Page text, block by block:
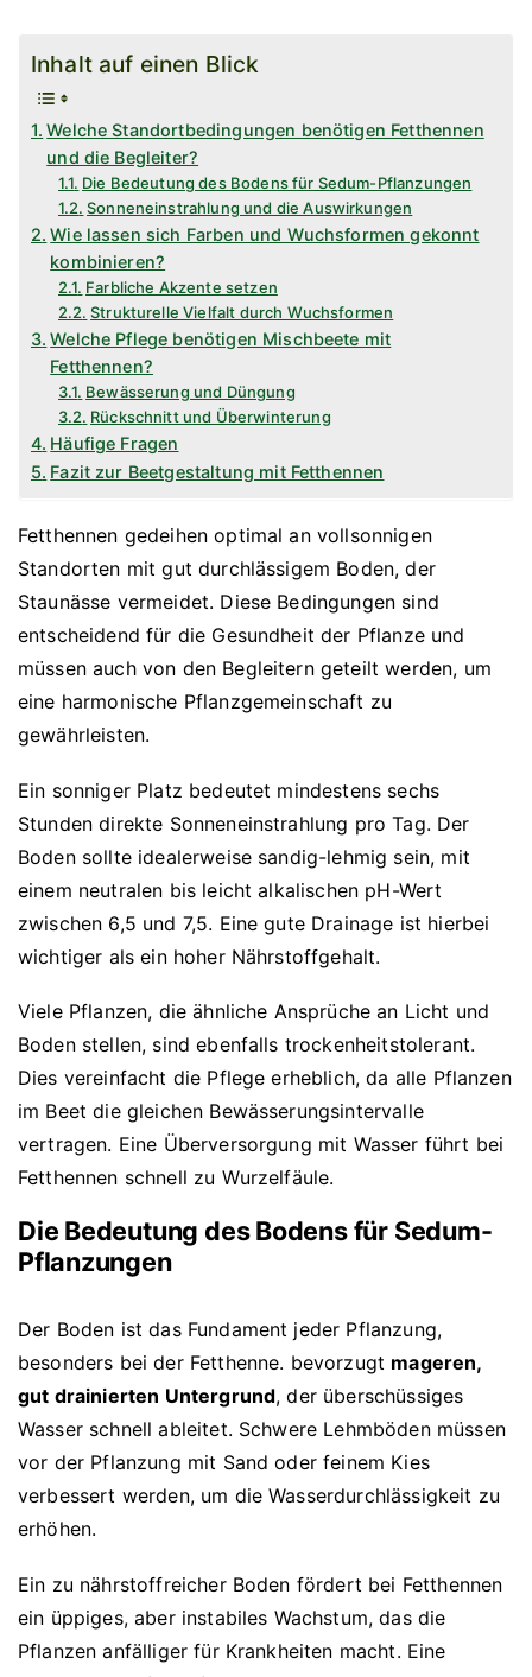
Inhalt auf einen Blick
Welche Standortbedingungen benötigen Fetthennen
und die Begleiter?
Die Bedeutung des Bodens für Sedum-Pflanzungen
Sonneneinstrahlung und die Auswirkungen
Wie lassen sich Farben und Wuchsformen gekonnt
kombinieren?
Farbliche Akzente setzen
Strukturelle Vielfalt durch Wuchsformen
Welche Pflege benötigen Mischbeete mit
Fetthennen?
Bewässerung und Düngung
Rückschnitt und Überwinterung
Häufige Fragen
Fazit zur Beetgestaltung mit Fetthennen
Fetthennen gedeihen optimal an vollsonnigen
Standorten mit gut durchlässigem Boden, der
Staunässe vermeidet. Diese Bedingungen sind
entscheidend für die Gesundheit der Pflanze und
müssen auch von den Begleitern geteilt werden, um
eine harmonische Pflanzgemeinschaft zu
gewährleisten.
Ein sonniger Platz bedeutet mindestens sechs
Stunden direkte Sonneneinstrahlung pro Tag. Der
Boden sollte idealerweise sandig-lehmig sein, mit
einem neutralen bis leicht alkalischen pH-Wert
zwischen 6,5 und 7,5. Eine gute Drainage ist hierbei
wichtiger als ein hoher Nährstoffgehalt.
Viele Pflanzen, die ähnliche Ansprüche an Licht und
Boden stellen, sind ebenfalls trockenheitstolerant.
Dies vereinfacht die Pflege erheblich, da alle Pflanzen
im Beet die gleichen Bewässerungsintervalle
vertragen. Eine Überversorgung mit Wasser führt bei
Fetthennen schnell zu Wurzelfäule.
Die Bedeutung des Bodens für Sedum-
Pflanzungen
Der Boden ist das Fundament jeder Pflanzung,
besonders bei der Fetthenne. bevorzugt mageren,
gut drainierten Untergrund, der überschüssiges
Wasser schnell ableitet. Schwere Lehmböden müssen
vor der Pflanzung mit Sand oder feinem Kies
verbessert werden, um die Wasserdurchlässigkeit zu
erhöhen.
Ein zu nährstoffreicher Boden fördert bei Fetthennen
ein üppiges, aber instabiles Wachstum, das die
Pflanzen anfälliger für Krankheiten macht. Eine